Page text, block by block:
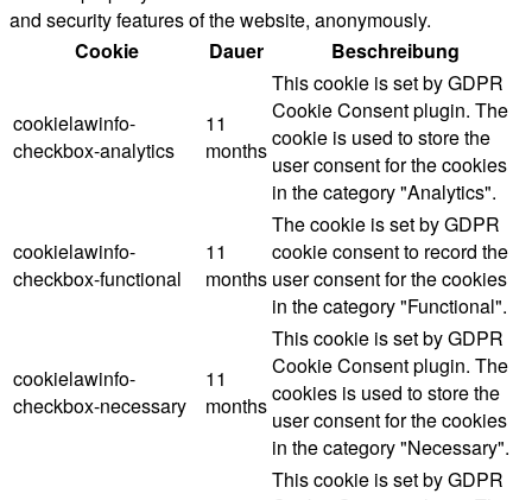
and security features of the website, anonymously.
Cookie
Dauer Beschreibung
cookielawinfo-
checkbox-analytics
11
months
This cookie is set by GDPR
Cookie Consent plugin. The
cookie is used to store the
user consent for the cookies
in the category "Analytics".
cookielawinfo-
checkbox-functional
11
months
The cookie is set by GDPR
cookie consent to record the
user consent for the cookies
in the category "Functional".
cookielawinfo-
checkbox-necessary
11
months
This cookie is set by GDPR
Cookie Consent plugin. The
cookies is used to store the
user consent for the cookies
in the category "Necessary".
This cookie is set by GDPR